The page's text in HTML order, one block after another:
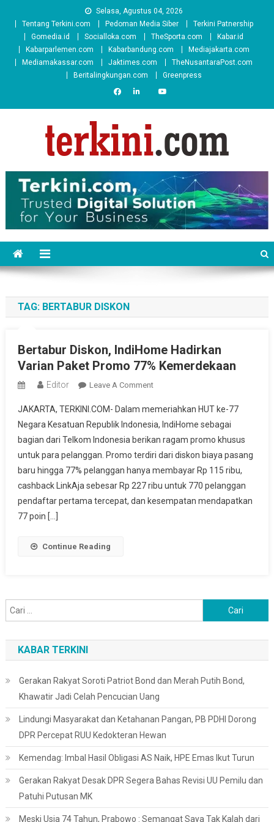
Selasa, Agustus 04, 2026
Tentang Terkini.com
Pedoman Media Siber
Terkini Patnership
Gomedia.id
Socialloka.com TheSporta.com
Kabar.id
Kabarparlemen.com
Kabarbandung.com
Mediajakarta.com
Mediamakassar.com
Jaktimes.com
TheNusantaraPost.com
Beritalingkungan.com
Greenpress
TAG: BERTABUR DISKON
Bertabur Diskon, IndiHome Hadirkan
Varian Paket Promo 77% Kemerdekaan
Editor Leave A CommentOn
Diskon,
IndiHome
Hadirkan
Varian
Paket
Promo
77%
JAKARTA, TERKINI.COM- Dalam memeriahkan HUT ke-77
Negara Kesatuan Republik Indonesia, IndiHome sebagai
bagian dari Telkom Indonesia berikan ragam promo khusus
untuk para pelanggan. Promo terdiri dari diskon biaya pasang
baru hingga 77% pelanggan hanya membayar Rp 115 ribu,
cashback LinkAja sebesar Rp 227 ribu untuk 770 pelanggan
pendaftar pertama tercepat, dan kesempatan mendapatkan
77 poin […]
Continue Reading
untuk:
KABAR TERKINI
Gerakan Rakyat Soroti Patriot Bond dan Merah Putih Bond,
Khawatir Jadi Celah Pencucian Uang
Lindungi Masyarakat dan Ketahanan Pangan, PB PDHI Dorong
DPR Percepat RUU Kedokteran Hewan
Kemendag: Imbal Hasil Obligasi AS Naik, HPE Emas Ikut Turun
Gerakan Rakyat Desak DPR Segera Bahas Revisi UU Pemilu dan
Patuhi Putusan MK
Meski Usia 74 Tahun, Prabowo : Semangat Saya Tak Kalah dari